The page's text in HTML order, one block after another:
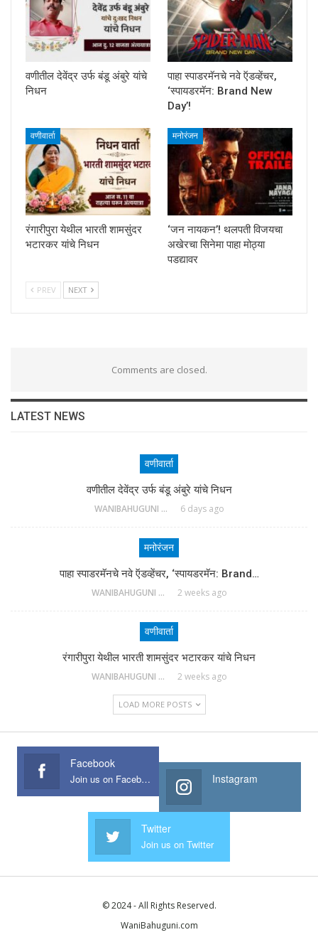
वणीतील देवेंद्र उर्फ बंडू अंबुरे यांचे
निधन
पाहा स्पाडरमॅनचे नवे ऍडव्हेंचर,
‘स्पायडरमॅन: Brand New
Day’!
वणीवार्ता
रंगारीपुरा येथील भारती शामसुंदर
भटारकर यांचे निधन
मनोरंजन
‘जन नायकन’! थलपती विजयचा
अखेरचा सिनेमा पाहा मोठ्या
पडद्यावर
PREV NEXT
Comments are closed.
LATEST NEWS
वणीवार्ता
वणीतील देवेंद्र उर्फ बंडू अंबुरे यांचे निधन
WANIBAHUGUNI DESK 6 days ago
मनोरंजन
पाहा स्पाडरमॅनचे नवे ऍडव्हेंचर, ‘स्पायडरमॅन: Brand…
WANIBAHUGUNI DESK 2 weeks ago
वणीवार्ता
रंगारीपुरा येथील भारती शामसुंदर भटारकर यांचे निधन
WANIBAHUGUNI DESK 2 weeks ago
LOAD MORE POSTS
Facebook
Join us on Facebook Instagram
Twitter
Join us on Twitter
© 2024 - All Rights Reserved.
WaniBahuguni.com